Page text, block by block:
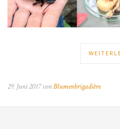
29. Juni 2017 vonBlumenbrigadière